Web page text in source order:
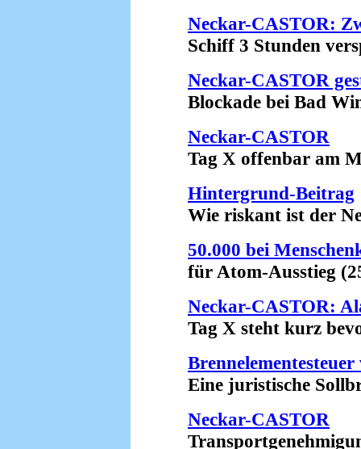
Neckar-CASTOR:
Schiff 3 Stunden
Neckar-CASTOR
Blockade bei Bad
Neckar-CASTOR
Tag X offenbar am
Hintergrund-Beitrag
Wie riskant ist der
50.000 bei
für Atom-Ausstieg
Neckar-CASTOR:
Tag X steht kurz
Eine juristische
Neckar-CASTOR